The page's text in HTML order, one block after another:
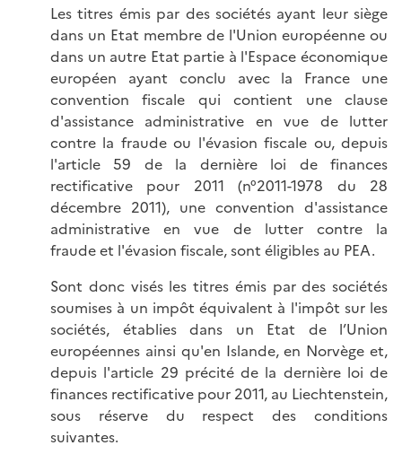
Les titres émis par des sociétés ayant leur siège
dans un Etat membre de l'Union européenne ou
dans un autre Etat partie à l'Espace économique
européen ayant conclu avec la France une
convention fiscale qui contient une clause
d'assistance administrative en vue de lutter
contre la fraude ou l'évasion fiscale ou, depuis
l'article 59 de la dernière loi de finances
rectificative pour 2011 (n°2011-1978 du 28
décembre 2011), une convention d'assistance
administrative en vue de lutter contre la
fraude et l'évasion fiscale, sont éligibles au PEA.
Sont donc visés les titres émis par des sociétés
soumises à un impôt équivalent à l'impôt sur les
sociétés, établies dans un Etat de l’Union
européennes ainsi qu'en Islande, en Norvège et,
depuis l'article 29 précité de la dernière loi de
finances rectificative pour 2011, au Liechtenstein,
sous réserve du respect des conditions
suivantes.